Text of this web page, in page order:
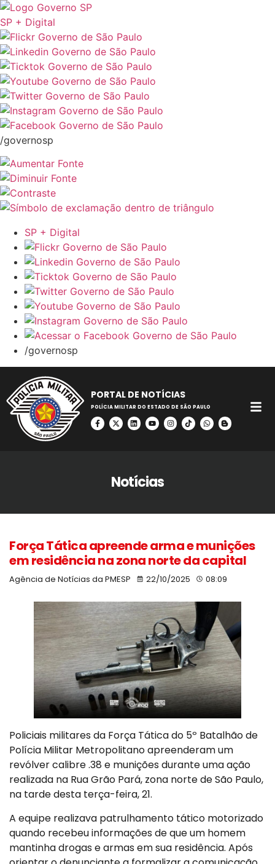
SP + Digital
/governosp
SP + Digital
/governosp
PORTAL DE NOTÍCIAS
POLÍCIA MILITAR DO ESTADO DE SÃO PAULO
Notícias
Força Tática apreende arma e munições
em residência na zona norte da capital
Agência de Notícias da PMESP 22/10/2025 08:09
Policiais militares da Força Tática do 5º Batalhão de
Polícia Militar Metropolitano apreenderam um
revólver calibre .38 e munições durante uma ação
realizada na Rua Grão Pará, zona norte de São Paulo,
na tarde desta terça-feira, 21.
A equipe realizava patrulhamento tático motorizado
quando recebeu informações de que um homem
mantinha drogas e armas em sua residência. Após